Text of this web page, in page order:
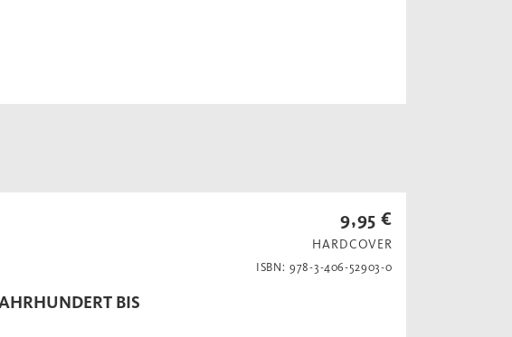
BIS
9,95 €
HARDCOVER
ISBN: 978-3-406-52903-0